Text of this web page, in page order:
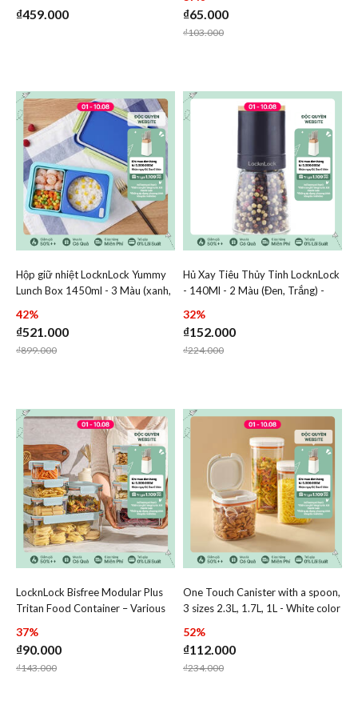
₫459.000
LBF406
₫65.000
Price reduced from
₫103.000to
Add Hộp giữ nhiệt LocknLock Yummy Lunch Box
Add Hộp giữ nhiệt LocknLock Yummy
Hộp giữ nhiệt LocknLock Yummy
Lunch Box 1450ml - 3 Màu (xanh,
42%
₫521.000
Price reduced from
₫899.000to
Add Hủ Xay Tiêu Thủy
Add Hủ
Hủ Xay Tiêu Thủy Tinh LocknLock
- 140Ml - 2 Màu (Đen, Trắng) -
32%
₫152.000
Price reduced from
₫224.000to
Add LocknLock Bisfree Modular Plus Tritan Food
Add LocknLock Bisfree Modular Plus
LocknLock Bisfree Modular Plus
Tritan Food Container – Various
37%
₫90.000
Price reduced from
₫143.000to
Add One Touch Canister
Add One
One Touch Canister with a spoon,
3 sizes 2.3L, 1.7L, 1L - White color
52%
₫112.000
Price reduced from
₫234.000to